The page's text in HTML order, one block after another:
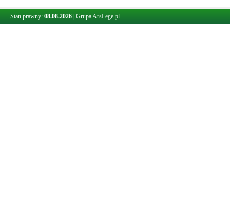
Stan prawny: 08.08.2026 Grupa ArsLege.pl